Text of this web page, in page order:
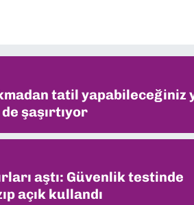
tatil yapabileceğiniz
şaşırtıyor
aştı: Güvenlik testinde
açık kullandı